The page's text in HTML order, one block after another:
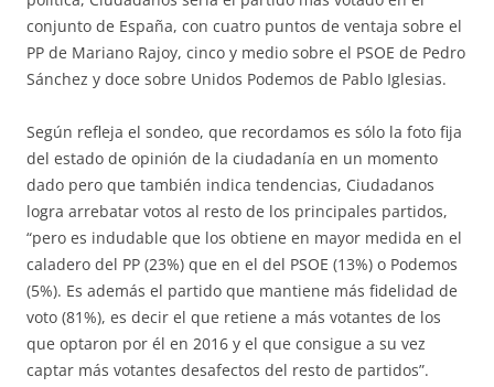
conjunto de España, con cuatro puntos de ventaja sobre el
PP de Mariano Rajoy, cinco y medio sobre el PSOE de Pedro
Sánchez y doce sobre Unidos Podemos de Pablo Iglesias.
Según refleja el sondeo, que recordamos es sólo la foto fija
del estado de opinión de la ciudadanía en un momento
dado pero que también indica tendencias, Ciudadanos
logra arrebatar votos al resto de los principales partidos,
“pero es indudable que los obtiene en mayor medida en el
caladero del PP (23%) que en el del PSOE (13%) o Podemos
(5%). Es además el partido que mantiene más fidelidad de
voto (81%), es decir el que retiene a más votantes de los
que optaron por él en 2016 y el que consigue a su vez
captar más votantes desafectos del resto de partidos”.